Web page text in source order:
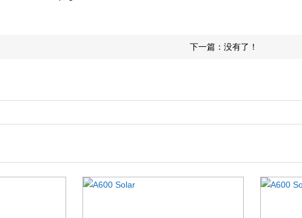
下一篇：没有了！